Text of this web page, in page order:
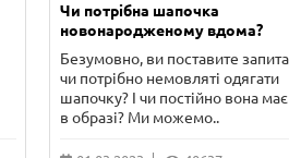
Чи потрібна шапочка
новонародженому вдома?
Безумовно, ви поставите
чи потрібно немовляті одягати
шапочку? І чи постійно вона
в образі? Ми можемо..